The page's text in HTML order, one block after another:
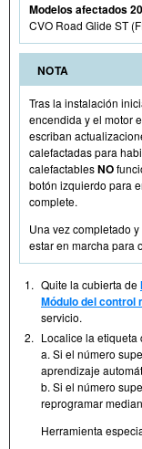
Modelos afectados
CVO Road Glide ST
NOTA
Tras la instalación
encendida y el motor
escriban
calefactadas para
calefactablesNO
botón izquierdo para
complete.
Una vez completado
estar en marcha para
1. Quite la cubierta de
Módulo del control
servicio.
2. Localice la etiqueta
a. Si el número
aprendizaje
b. Si el número
reprogramar
Herramienta